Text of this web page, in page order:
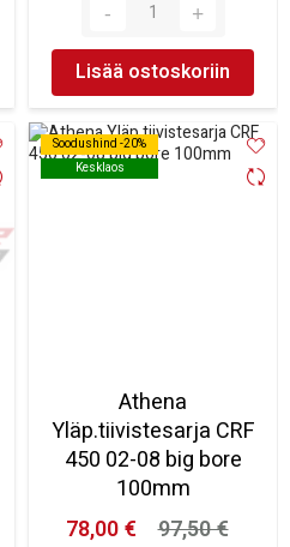
Lisää ostoskoriin
Soodushind -20%
Kesklaos
Soodushind -20%
Kesklaos
Athena
Yläp.tiivistesarja CRF
450 02-08 big bore
100mm
78,00 €
97,50 €